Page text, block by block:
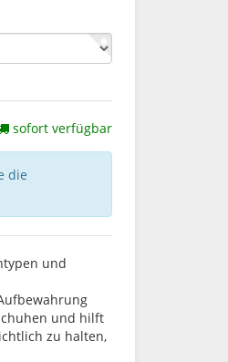
sofort verfügbar
die
und
und hilft
zu halten,